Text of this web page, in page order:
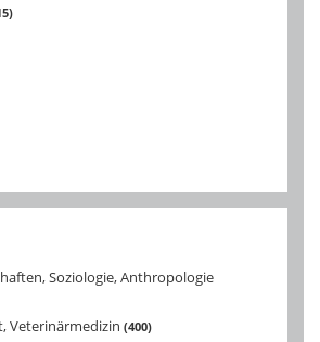
Soziologie, Anthropologie
Veterinärmedizin 400